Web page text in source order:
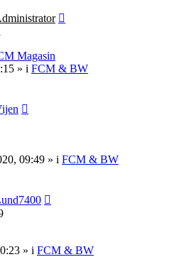
Magasin
» i FCM & BW
09:49 » i FCM & BW
» i FCM & BW